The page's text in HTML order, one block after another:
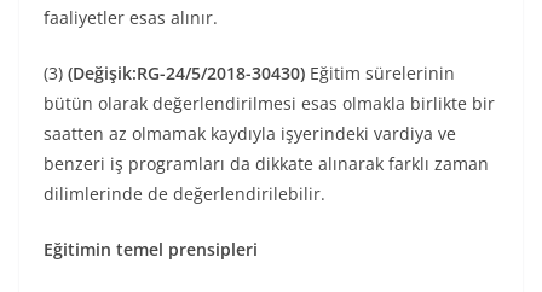
faaliyetler esas alınır.
(3) (Değişik:RG-24/5/2018-30430) Eğitim sürelerinin
bütün olarak değerlendirilmesi esas olmakla birlikte bir
saatten az olmamak kaydıyla işyerindeki vardiya ve
benzeri iş programları da dikkate alınarak farklı zaman
dilimlerinde de değerlendirilebilir.
Eğitimin temel prensipleri